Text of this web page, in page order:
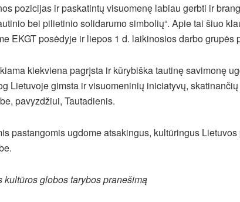
pozicijas ir paskatintų visuomenę labiau gerbti ir
bei pilietinio solidarumo simbolių“. Apie tai šiuo
EKGT posėdyje ir liepos 1 d. laikinosios darbo grupės
kiekviena pagrįsta ir kūrybiška tautinę savimonę
Lietuvoje gimsta ir visuomeninių iniciatyvų,
pavyzdžiui, Tautadienis.
pastangomis ugdome atsakingus, kultūringus
kultūros globos tarybos pranešimą